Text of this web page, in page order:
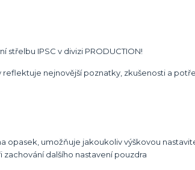
IPSC v divizi PRODUCTION!
nejnovější poznatky, zkušenosti a
opasek, umožňuje jakoukoliv výškovou
dalšího nastavení pouzdra